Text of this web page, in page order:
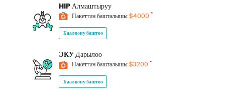
HIPАлмаштыруу
Пакеттин башталышы$4000 *
Баалоону баштоо
ЭКУДарылоо
Пакеттин башталышы$3200 *
Баалоону баштоо